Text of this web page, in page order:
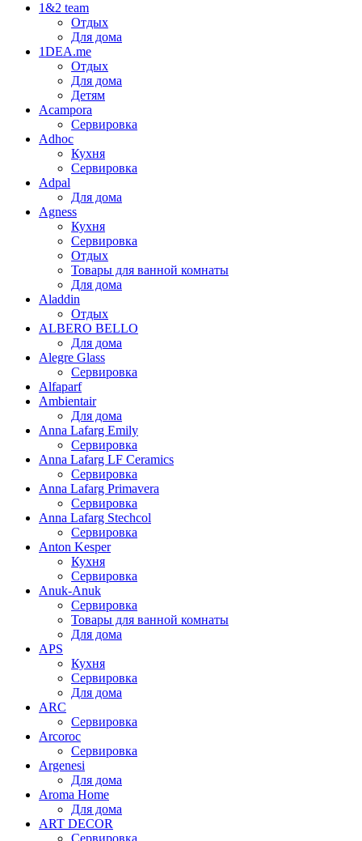
1&2 team
Отдых
Для дома
1DEA.me
Отдых
Для дома
Детям
Acampora
Сервировка
Adhoc
Кухня
Сервировка
Adpal
Для дома
Agness
Кухня
Сервировка
Отдых
Товары для ванной комнаты
Для дома
Aladdin
Отдых
ALBERO BELLO
Для дома
Alegre Glass
Сервировка
Alfaparf
Ambientair
Для дома
Anna Lafarg Emily
Сервировка
Anna Lafarg LF Ceramics
Сервировка
Anna Lafarg Primavera
Сервировка
Anna Lafarg Stechcol
Сервировка
Anton Kesper
Кухня
Сервировка
Anuk-Anuk
Сервировка
Товары для ванной комнаты
Для дома
APS
Кухня
Сервировка
Для дома
ARC
Сервировка
Arcoroc
Сервировка
Argenesi
Для дома
Aroma Home
Для дома
ART DECOR